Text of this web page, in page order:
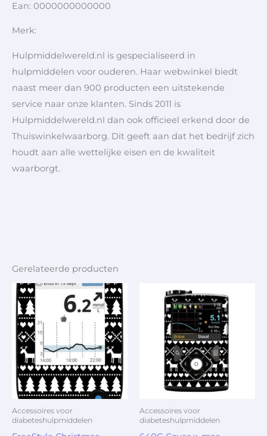
Ean: 0000000000000
Merk:
Hulpmiddelwereld.nl is gespecialiseerd in
hulpmiddelen voor ouderen. Haar webwinkel biedt
naast meer dan 900 producten een uitstekende
service naar onze klanten. Sinds 2011 is
Hulpmiddelwereld.nl dan ook officieel erkend door de
Thuiswinkelwaarborg. Dit geeft aan dat het bedrijf zich
houdt aan alle wettelijke eisen en de kwaliteit
waarborgt.
Gerelateerde producten
Accessoires voor
diabeteshulpmiddelen
Accessoires voor
diabeteshulpmiddelen